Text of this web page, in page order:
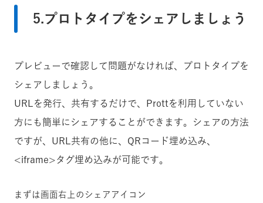
5.プロトタイプをシェアしましょう
プレビューで確認して問題がなければ、プロトタイプを
シェアしましょう。
URLを発行、共有するだけで、Prottを利用していない
方にも簡単にシェアすることができます。シェアの方法
ですが、URL共有の他に、QRコード埋め込み、
<iframe>タグ埋め込みが可能です。
まずは画面右上のシェアアイコン